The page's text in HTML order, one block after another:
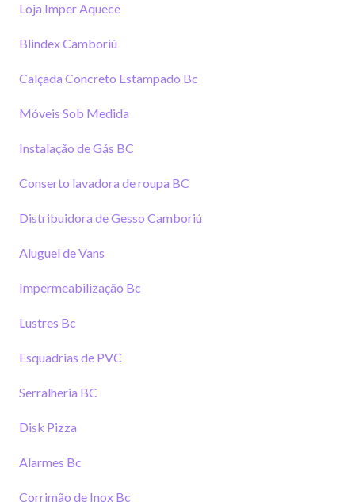
Loja Imper Aquece
Blindex Camboriú
Calçada Concreto Estampado Bc
Móveis Sob Medida
Instalação de Gás BC
Conserto lavadora de roupa BC
Distribuidora de Gesso Camboriú
Aluguel de Vans
Impermeabilização Bc
Lustres Bc
Esquadrias de PVC
Serralheria BC
Disk Pizza
Alarmes Bc
Corrimão de Inox Bc